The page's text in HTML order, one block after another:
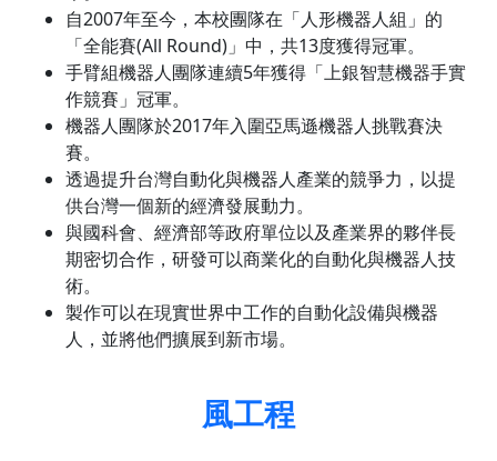
自2007年至今，本校團隊在「人形機器人組」的
「全能賽(All Round)」中，共13度獲得冠軍。
手臂組機器人團隊連續5年獲得「上銀智慧機器手實
作競賽」冠軍。
機器人團隊於2017年入圍亞馬遜機器人挑戰賽決
賽。
透過提升台灣自動化與機器人產業的競爭力，以提
供台灣一個新的經濟發展動力。
與國科會、經濟部等政府單位以及產業界的夥伴長
期密切合作，研發可以商業化的自動化與機器人技
術。
製作可以在現實世界中工作的自動化設備與機器
人，並將他們擴展到新市場。
風工程